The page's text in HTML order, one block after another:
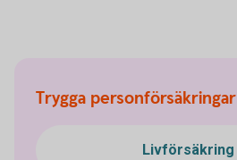
Trygga personförsäkringar
Livförsäkring